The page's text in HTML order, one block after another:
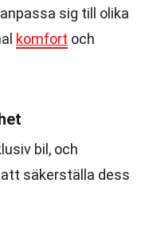
sig till olika
komfort och
bil, och
säkerställa dess